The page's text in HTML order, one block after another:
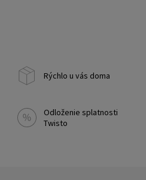
Rýchlo u vás doma
Odloženie splatnosti
Twisto